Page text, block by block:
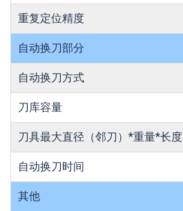
重复定位精度
自动换刀部分
自动换刀方式
刀库容量
刀具最大直径（邻刀）*重量*长度
自动换刀时间
其他